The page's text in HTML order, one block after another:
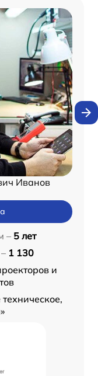
Иванов
– 5 лет
1 130
и